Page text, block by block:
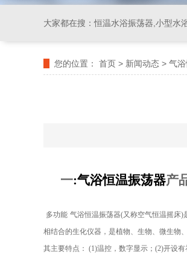
大家都在搜：恒温水浴振荡器,小型水
您的位置： 首页 > 新闻动态 > 气
一:气浴恒温振荡器产
多功能 气浴恒温振荡器(又称空气恒温摇床)
相结合的生化仪器，是植物、生物、微生物
其主要特点： (1)温控，数字显示； (2)开设有